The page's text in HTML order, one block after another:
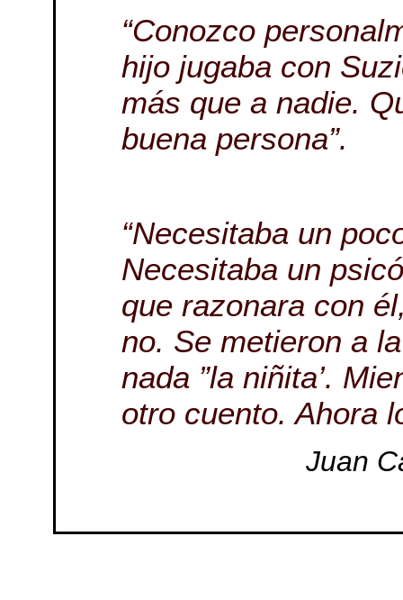
“Conozco
hijo jugaba con
más que a nadie.
buena persona”.
“Necesitaba un
Necesitaba un
que razonara con
no. Se metieron a
nada ”la niñita’.
otro cuento. Ahora
Juan